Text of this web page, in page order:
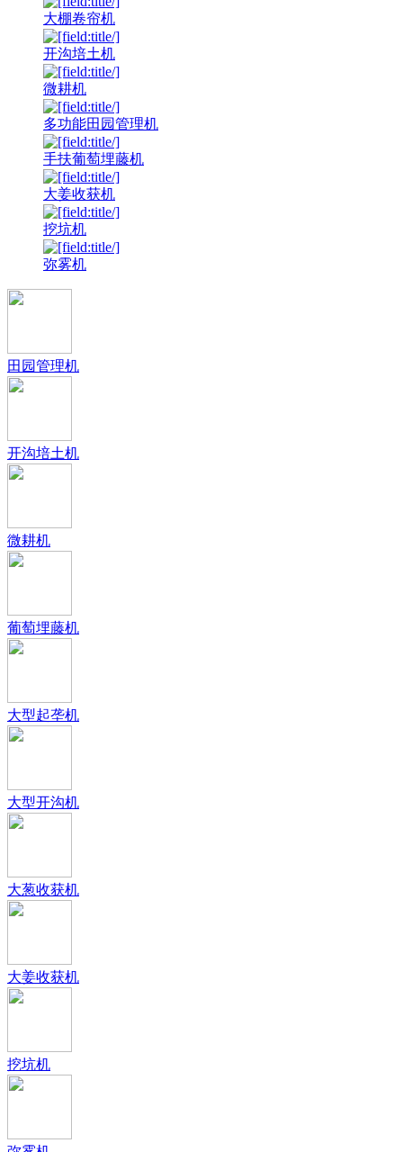
大棚卷帘机
开沟培土机
微耕机
多功能田园管理机
手扶葡萄埋藤机
大姜收获机
挖坑机
弥雾机
田园管理机
开沟培土机
微耕机
葡萄埋藤机
大型起垄机
大型开沟机
大葱收获机
大姜收获机
挖坑机